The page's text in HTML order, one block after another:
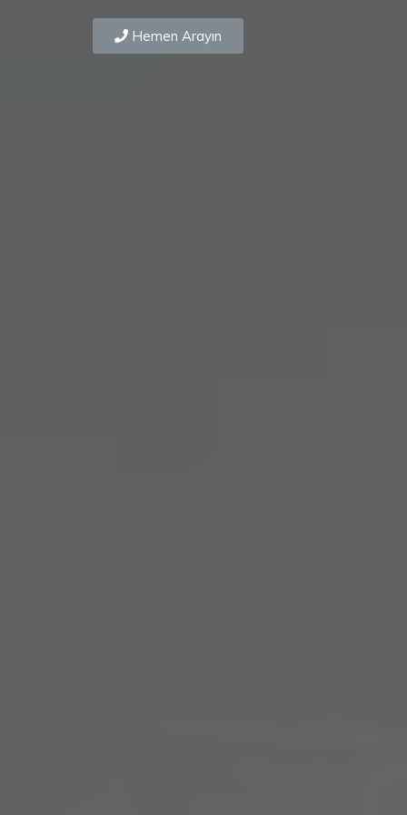
Hemen Arayın